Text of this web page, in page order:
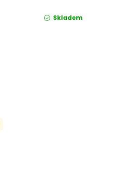
Skladem